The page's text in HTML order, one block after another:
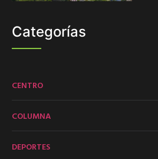
Categorías
CENTRO
COLUMNA
DEPORTES